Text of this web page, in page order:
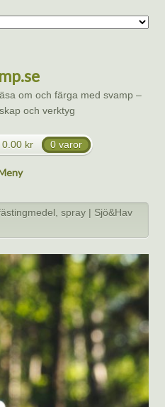
om och färga med svamp –
och verktyg
0.00 kr 0 varor
spray | Sjö&Hav